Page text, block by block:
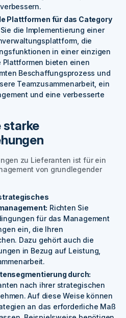
Plattformen für das Category
die Implementierung einer
die
in einer einzigen
Plattformen bieten einen
Beschaffungsprozess und
Teamzusammenarbeit, ein
und eine verbesserte
starke
zu Lieferanten ist für ein
von grundlegender
Richten Sie
für das Management
ein, die Ihren
Dazu gehört auch die
in Bezug auf Leistung,
durch:
nach ihrer strategischen
Auf diese Weise können
an das erforderliche Maß